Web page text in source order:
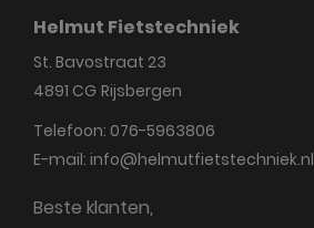
Helmut Fietstechniek
St. Bavostraat 23
4891 CG Rijsbergen
Telefoon: 076-5963806
E-mail: info@helmutfietstechniek.nl
Beste klanten,